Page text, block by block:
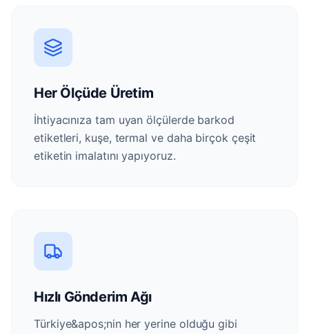
Her Ölçüde Üretim
İhtiyacınıza tam uyan ölçülerde barkod
etiketleri, kuşe, termal ve daha birçok çeşit
etiketin imalatını yapıyoruz.
Hızlı Gönderim Ağı
Türkiye&apos;nin her yerine olduğu gibi